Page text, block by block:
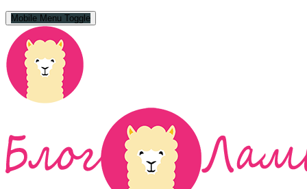
Mobile Menu Toggle